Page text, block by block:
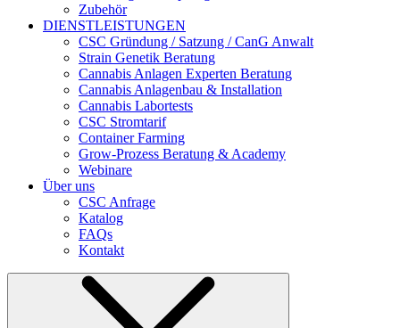
Zubehör
DIENSTLEISTUNGEN
CSC Gründung / Satzung / CanG Anwalt
Strain Genetik Beratung
Cannabis Anlagen Experten Beratung
Cannabis Anlagenbau & Installation
Cannabis Labortests
CSC Stromtarif
Container Farming
Grow-Prozess Beratung & Academy
Webinare
Über uns
CSC Anfrage
Katalog
FAQs
Kontakt